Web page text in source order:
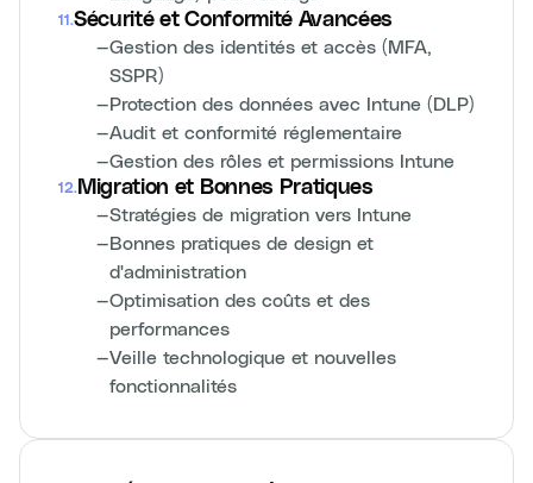
11 .Sécurité et Conformité Avancées
—Gestion des identités et accès (MFA,
SSPR)
—Protection des données avec Intune (DLP)
—Audit et conformité réglementaire
—Gestion des rôles et permissions Intune
12. Migration et Bonnes Pratiques
—Stratégies de migration vers Intune
—Bonnes pratiques de design et
d'administration
—Optimisation des coûts et des
performances
—Veille technologique et nouvelles
fonctionnalités